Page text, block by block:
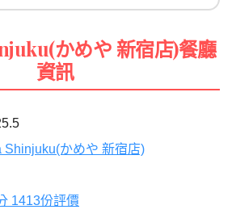
かめや 新宿店)餐廳
資訊
Shinjuku(かめや 新宿店)
1413份評價